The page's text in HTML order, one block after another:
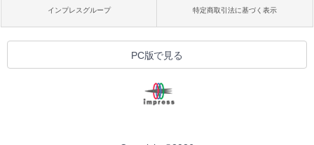
インプレスグループ 特定商取引法に基づく表示
PC版で見る